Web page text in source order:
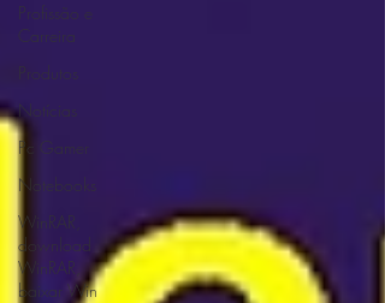
Profissão e
Carreira
Produtos
Notícias
Pc Gamer
Notebooks
WinRAR,
download
WinRAR,
baixar Win